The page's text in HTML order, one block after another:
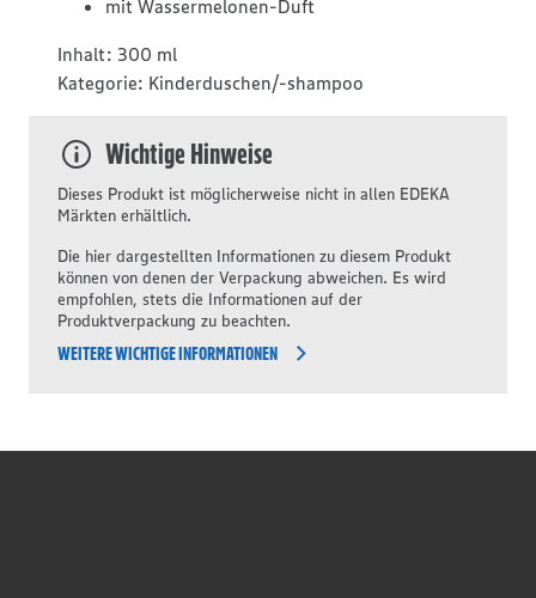
mit Wassermelonen-Duft
Inhalt: 300 ml
Kategorie: Kinderduschen/-shampoo
Wichtige Hinweise
Dieses Produkt ist möglicherweise nicht in allen EDEKA
Märkten erhältlich.
Die hier dargestellten Informationen zu diesem Produkt
können von denen der Verpackung abweichen. Es wird
empfohlen, stets die Informationen auf der
Produktverpackung zu beachten.
WEITERE WICHTIGE INFORMATIONEN